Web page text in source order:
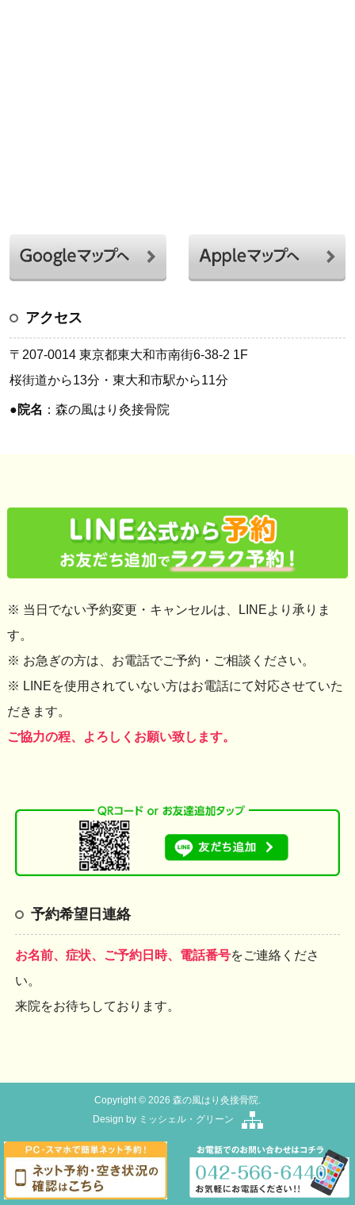
アクセス
〒207-0014 東京都東大和市南街6-38-2 1F
桜街道から13分・東大和市駅から11分
●院名 ：森の風はり灸接骨院
※ 当日でない予約変更・キャンセルは、LINEより承りま
す。
※ お急ぎの方は、お電話でご予約・ご相談ください。
※ LINEを使用されていない方はお電話にて対応させていた
だきます。
ご協力の程、よろしくお願い致します。
予約希望日連絡
お名前、症状、ご予約日時、電話番号をご連絡くださ
い。
来院をお待ちしております。
Copyright © 2026 森の風はり灸接骨院.
Design by ミッシェル・グリーン